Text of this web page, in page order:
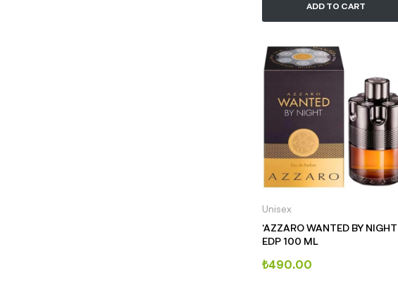
ADD TO CART
Unisex
‘AZZARO WANTED BY NIGHT
EDP 100 ML
₺490.00